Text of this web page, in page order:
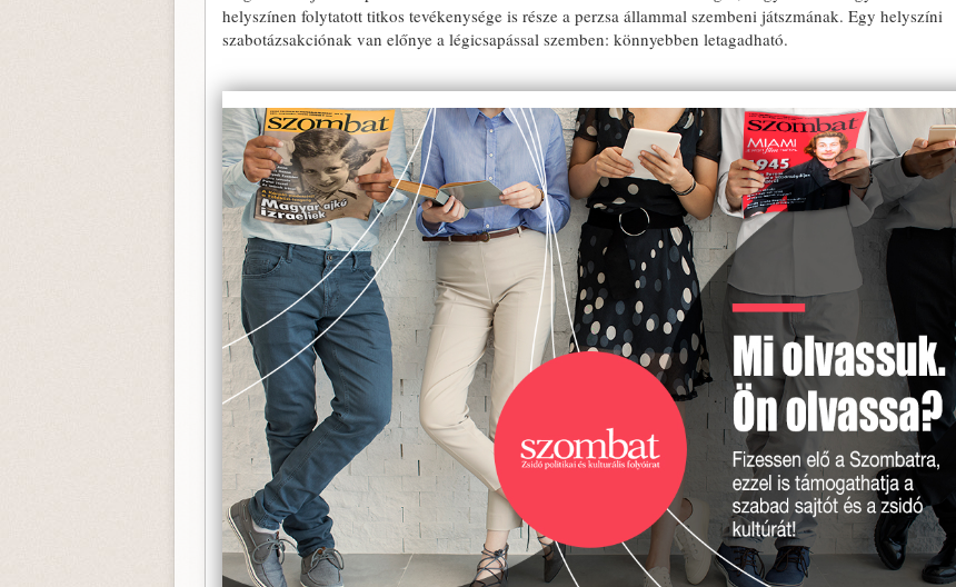
helyszínen folytatott titkos tevékenysége is része a perzsa állammal szembeni játszmának. Egy helyszíni
szabotázsakciónak van előnye a légicsapással szemben: könnyebben letagadható.